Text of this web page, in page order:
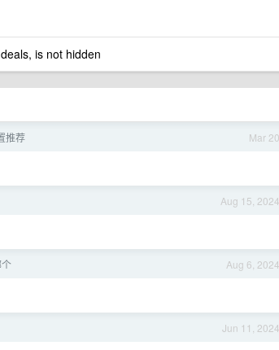
is not hidden
Mar 20
推荐
Aug 15, 2024
Aug 6, 2024
Jun 11, 2024